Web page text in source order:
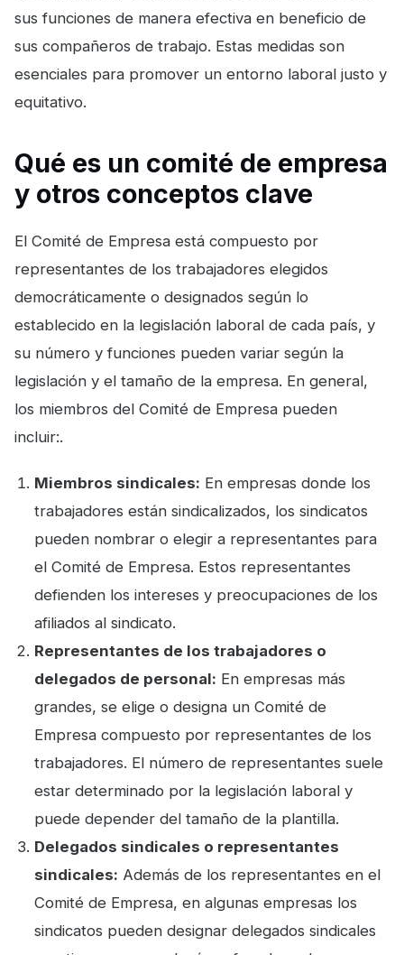
sus funciones de manera efectiva en beneficio de
sus compañeros de trabajo. Estas medidas son
esenciales para promover un entorno laboral justo y
equitativo.
Qué es un comité de empresa
y otros conceptos clave
El Comité de Empresa está compuesto por
representantes de los trabajadores elegidos
democráticamente o designados según lo
establecido en la legislación laboral de cada país, y
su número y funciones pueden variar según la
legislación y el tamaño de la empresa. En general,
los miembros del Comité de Empresa pueden
incluir:.
Miembros sindicales: En empresas donde los
trabajadores están sindicalizados, los sindicatos
pueden nombrar o elegir a representantes para
el Comité de Empresa. Estos representantes
defienden los intereses y preocupaciones de los
afiliados al sindicato.
Representantes de los trabajadores o
delegados de personal: En empresas más
grandes, se elige o designa un Comité de
Empresa compuesto por representantes de los
trabajadores. El número de representantes suele
estar determinado por la legislación laboral y
puede depender del tamaño de la plantilla.
Delegados sindicales o representantes
sindicales: Además de los representantes en el
Comité de Empresa, en algunas empresas los
sindicatos pueden designar delegados sindicales